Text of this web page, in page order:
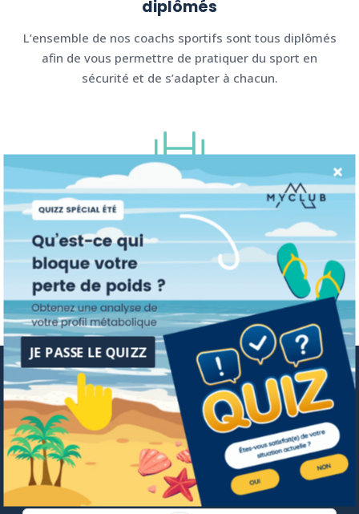
diplômés
L’ensemble de nos coachs sportifs sont tous diplômés
afin de vous permettre de pratiquer du sport en
sécurité et de s’adapter à chacun.
Coaching & suivi individuel
Afin de personnaliser et d’adapter au mieux les
séances, nos équipes vous accompagnent au
quotidien. Le tout pour garantir un suivi optimal.
Réservez votre séance
découverte sans engagement
JE PASSE LE QUIZZ